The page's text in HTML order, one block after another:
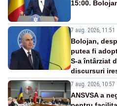
15:00.
7 aug. 2026, 11:51
Bolojan,
putea fi
S-a întârziat
discursuri
7 aug. 2026, 10:57
ANSVSA a